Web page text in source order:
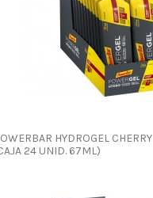
HYDROGEL CHERRY
24 UNID. 67ML)